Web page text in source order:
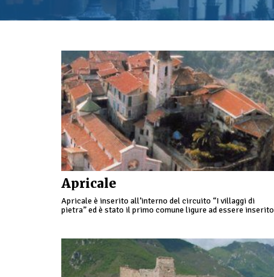
Apricale
Apricale è inserito all’interno del circuito “I villaggi di
pietra” ed è stato il primo comune ligure ad essere inserito